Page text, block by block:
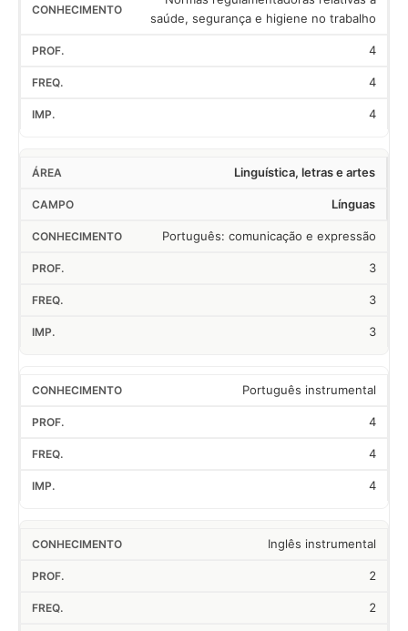
saúde, segurança e higiene no trabalho
4
4
4
Linguística, letras e artes
Línguas
Português: comunicação e expressão
3
3
3
Português instrumental
4
4
4
Inglês instrumental
2
2